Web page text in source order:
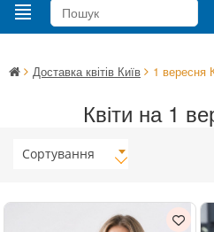
Доставка квітів Київ 1 вересня
Квіти на 1
Сортування